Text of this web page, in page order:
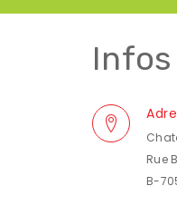
Rue
B-